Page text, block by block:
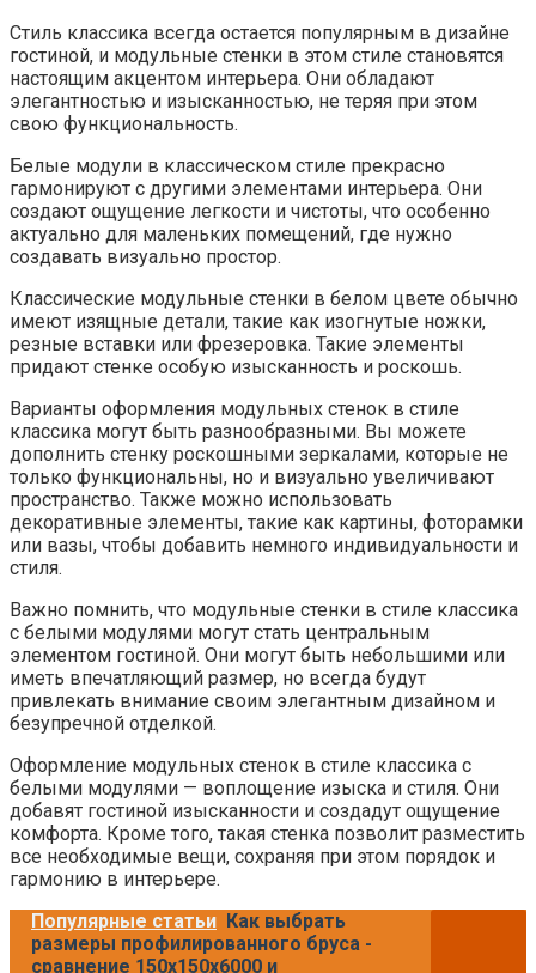
Стиль классика всегда остается популярным в дизайне
гостиной, и модульные стенки в этом стиле становятся
настоящим акцентом интерьера. Они обладают
элегантностью и изысканностью, не теряя при этом
свою функциональность.
Белые модули в классическом стиле прекрасно
гармонируют с другими элементами интерьера. Они
создают ощущение легкости и чистоты, что особенно
актуально для маленьких помещений, где нужно
создавать визуально простор.
Классические модульные стенки в белом цвете обычно
имеют изящные детали, такие как изогнутые ножки,
резные вставки или фрезеровка. Такие элементы
придают стенке особую изысканность и роскошь.
Варианты оформления модульных стенок в стиле
классика могут быть разнообразными. Вы можете
дополнить стенку роскошными зеркалами, которые не
только функциональны, но и визуально увеличивают
пространство. Также можно использовать
декоративные элементы, такие как картины, фоторамки
или вазы, чтобы добавить немного индивидуальности и
стиля.
Важно помнить, что модульные стенки в стиле классика
с белыми модулями могут стать центральным
элементом гостиной. Они могут быть небольшими или
иметь впечатляющий размер, но всегда будут
привлекать внимание своим элегантным дизайном и
безупречной отделкой.
Оформление модульных стенок в стиле классика с
белыми модулями — воплощение изыска и стиля. Они
добавят гостиной изысканности и создадут ощущение
комфорта. Кроме того, такая стенка позволит разместить
все необходимые вещи, сохраняя при этом порядок и
гармонию в интерьере.
Популярные статьи Как выбрать
размеры профилированного бруса -
сравнение 150х150х6000 и